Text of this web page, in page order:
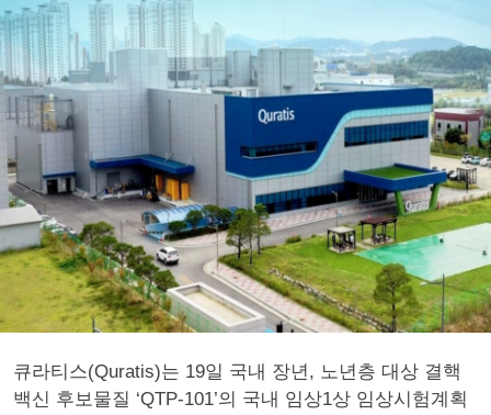
큐라티스(Quratis)는 19일 국내 장년, 노년층 대상 결핵
백신 후보물질 ‘QTP-101’의 국내 임상1상 임상시험계획